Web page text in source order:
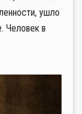
ушло
Человек в